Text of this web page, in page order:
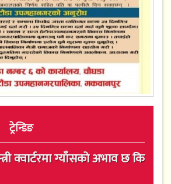
ट्रेन्डिङ
क्वार्टरमा ग्याँसको अभाव छ कि